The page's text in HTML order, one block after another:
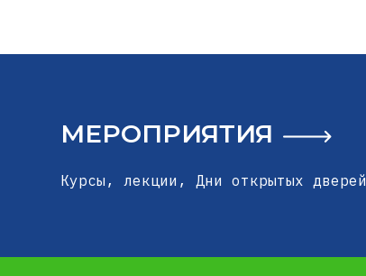
МЕРОПРИЯТИЯ
Курсы, лекции, Дни открытых дверей